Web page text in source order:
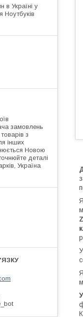
в Україні у
Ноутбуків
замовлень
з
інших
Новою
деталі
Україна